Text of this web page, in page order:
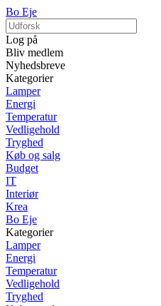
Bo Eje
Log på
Bliv medlem
Nyhedsbreve
Kategorier
Lamper
Energi
Temperatur
Vedligehold
Tryghed
Køb og salg
Budget
IT
Interiør
Krea
Bo Eje
Kategorier
Lamper
Energi
Temperatur
Vedligehold
Tryghed